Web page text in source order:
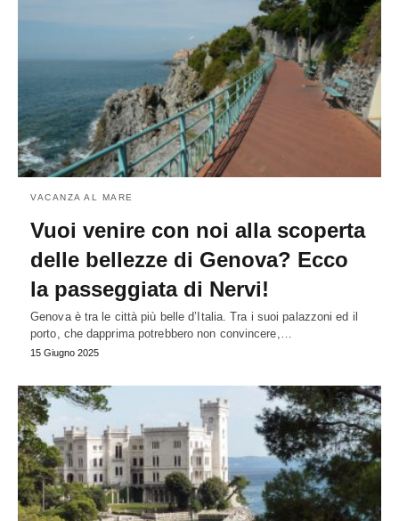
VACANZA AL MARE
Vuoi venire con noi alla scoperta
delle bellezze di Genova? Ecco
la passeggiata di Nervi!
Genova è tra le città più belle d’Italia. Tra i suoi palazzoni ed il
porto, che dapprima potrebbero non convincere,…
15 Giugno 2025